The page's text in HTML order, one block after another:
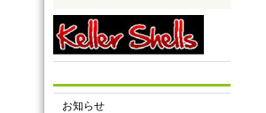
お知らせ